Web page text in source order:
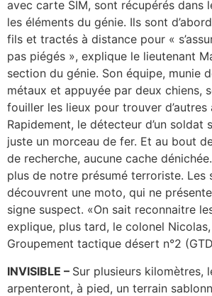
avec carte SIM, sont récupérés dans
les éléments du génie. Ils sont
fils et tractés à distance pour «
pas piégés », explique le lieutenant
section du génie. Son équipe, munie
métaux et appuyée par deux chiens,
fouiller les lieux pour trouver d’autres
Rapidement, le détecteur d’un soldat
juste un morceau de fer. Et au bout
de recherche, aucune cache
plus de notre présumé terroriste. Les
découvrent une moto, qui ne
signe suspect. «On sait reconnaitre
explique, plus tard, le colonel
Groupement tactique désert n°2
INVISIBLE – Sur plusieurs kilomètres,
arpenteront, à pied, un terrain